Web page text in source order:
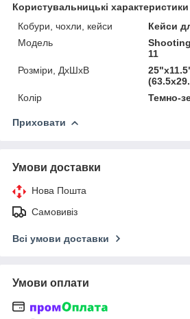
Користувальницькі характеристики
Кобури, чохли, кейси
Кейси
Модель
11
Розміри, ДхШхВ
Колір
Темно-
Приховати
Умови доставки
Нова Пошта
Самовивіз
Всі умови доставки
Умови оплати